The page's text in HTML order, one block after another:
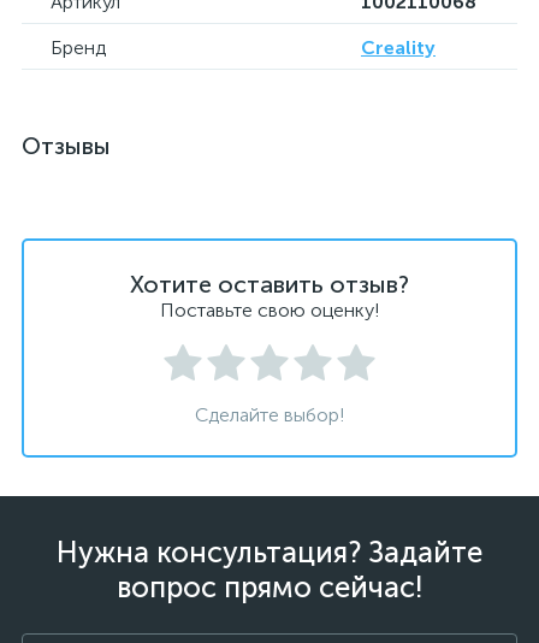
Бренд
Creality
Отзывы
Хотите оставить отзыв?
Поставьте свою оценку!
Сделайте выбор!
Нужна консультация? Задайте
вопрос прямо сейчас!